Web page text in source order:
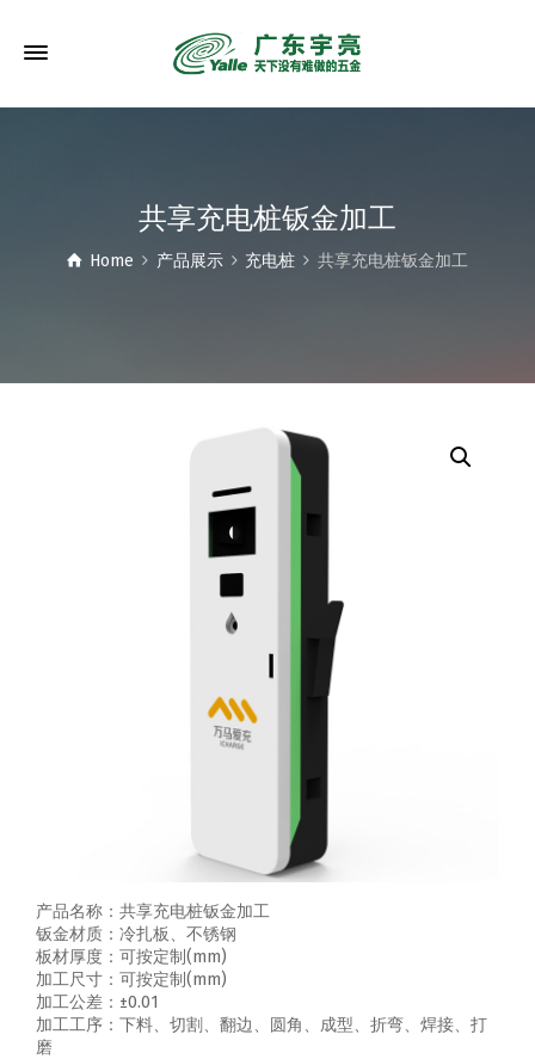
共享充电桩钣金加工
Home 产品展示 充电桩 共享充电桩钣金加工
产品名称：共享充电桩钣金加工
钣金材质：冷扎板、不锈钢
板材厚度：可按定制(mm)
加工尺寸：可按定制(mm)
加工公差：±0.01
加工工序：下料、切割、翻边、圆角、成型、折弯、焊接、打
磨